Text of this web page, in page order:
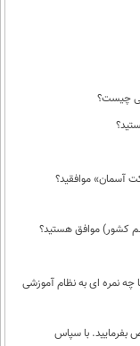
چیست؟
آسمان» موافقید؟
نمره ای به نظام آموزشی
بفرمایید. با سپاس